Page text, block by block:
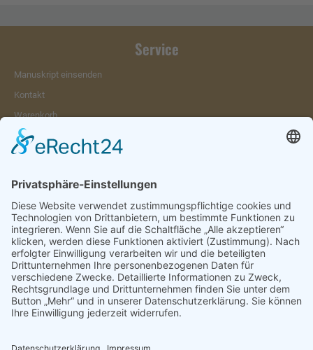
Service
Manuskript einsenden
Kontakt
Warenkorb
Konto
Merkzettel
Vertrag widerrufen
Informationen
Impressum & Disclaimer
AGB und Widerrufsrecht
Verpackung und Versand